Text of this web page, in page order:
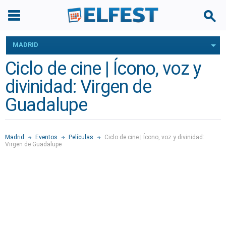
MADRID
Ciclo de cine | Ícono, voz y
divinidad: Virgen de
Guadalupe
Madrid Eventos Películas
Ciclo de cine | Ícono, voz y divinidad:
Virgen de Guadalupe